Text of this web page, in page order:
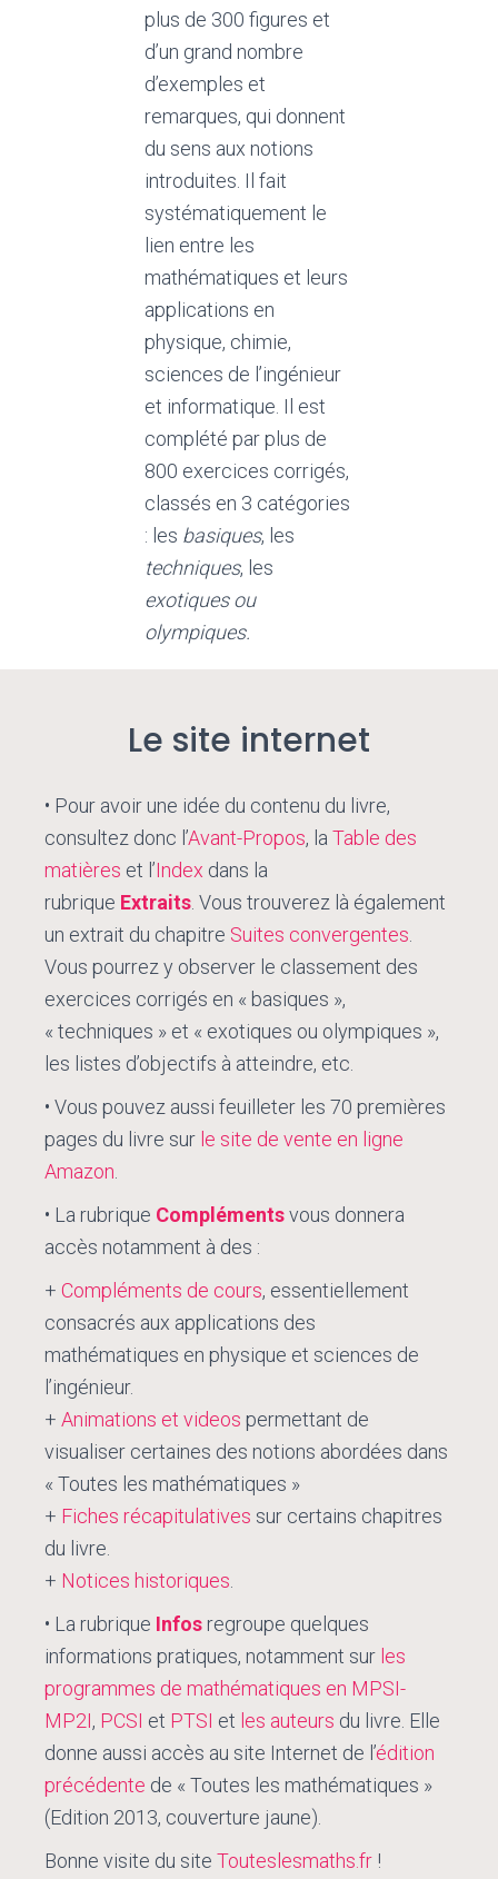
plus de 300 figures et
d’un grand nombre
d’exemples et
remarques, qui donnent
du sens aux notions
introduites. Il fait
systématiquement le
lien entre les
mathématiques et leurs
applications en
physique, chimie,
sciences de l’ingénieur
et informatique. Il est
complété par plus de
800 exercices corrigés,
classés en 3 catégories
: les basiques, les
techniques, les
exotiques ou
olympiques.
Le site internet
• Pour avoir une idée du contenu du livre,
consultez donc l’Avant-Propos, la Table des
matières et l’Index dans la
rubrique Extraits . Vous trouverez là également
un extrait du chapitre Suites convergentes
Vous pourrez y observer le classement des
exercices corrigés en « basiques »,
« techniques » et « exotiques ou olympiques »,
les listes d’objectifs à atteindre, etc.
• Vous pouvez aussi feuilleter les 70 premières
pages du livre sur le site de vente en ligne
Amazon
• La rubrique Complémentsvous donnera
accès notamment à des :
+ Compléments de cours, essentiellement
consacrés aux applications des
mathématiques en physique et sciences de
l’ingénieur.
+ Animations et videos permettant de
visualiser certaines des notions abordées dans
« Toutes les mathématiques »
+ Fiches récapitulatives sur certains chapitres
du livre.
+ Notices historiques
• La rubrique Infos regroupe quelques
informations pratiques, notamment sur les
programmes de mathématiques en MPSI-
MP2I, PCSI et PTSI et les auteurs du livre. Elle
donne aussi accès au site Internet de l’édition
précédente de « Toutes les mathématiques »
(Edition 2013, couverture jaune).
Bonne visite du site Touteslesmaths.fr !